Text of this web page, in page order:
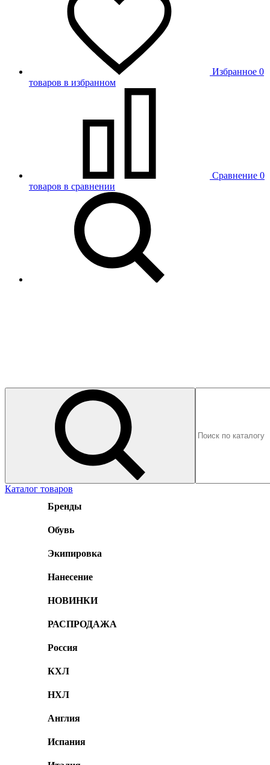
Избранное 0
товаров в избранном
Сравнение 0
товаров в сравнении
Каталог товаров
Бренды
Обувь
Экипировка
Нанесение
НОВИНКИ
РАСПРОДАЖА
Россия
КХЛ
НХЛ
Англия
Испания